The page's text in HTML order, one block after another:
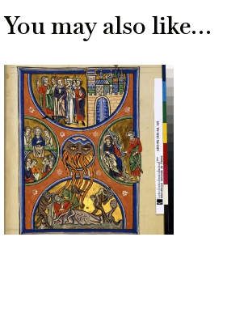
You may also like…